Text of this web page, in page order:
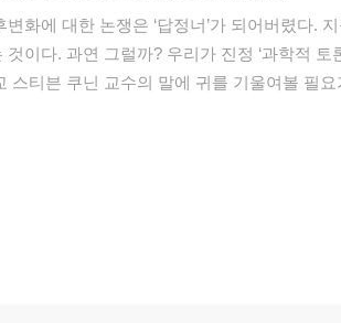
변화에 대한 논쟁은 ‘답정너’가 되어버렸다.
것이다. 과연 그럴까? 우리가 진정 ‘과학적
스티븐 쿠닌 교수의 말에 귀를 기울여볼 필